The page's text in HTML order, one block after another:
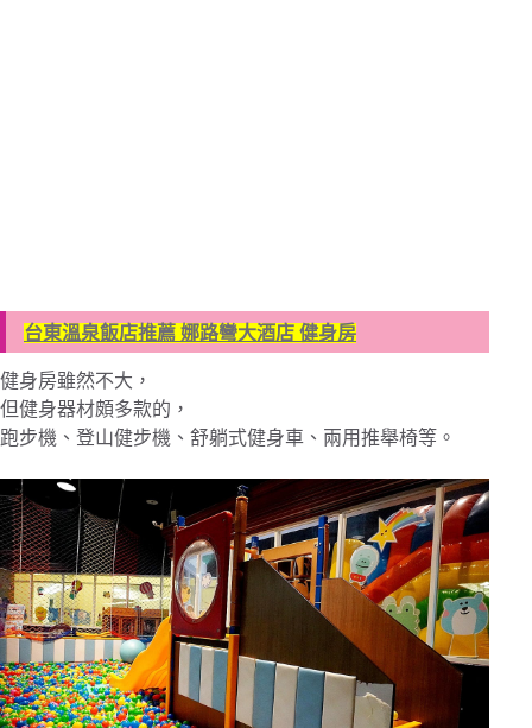
台東溫泉飯店推薦 娜路彎大酒店 健身房
健身房雖然不大，
但健身器材頗多款的，
跑步機、登山健步機、舒躺式健身車、兩用推舉椅等。